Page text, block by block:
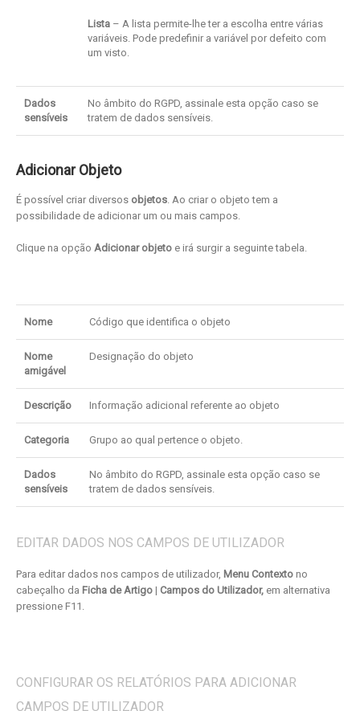
Lista – A lista permite-lhe ter a escolha entre várias
variáveis. Pode predefinir a variável por defeito com
um visto.
Dados
sensíveis
No âmbito do RGPD, assinale esta opção caso se
tratem de dados sensíveis.
Adicionar Objeto
É possível criar diversos objetos. Ao criar o objeto tem a
possibilidade de adicionar um ou mais campos.
Clique na opção Adicionar objeto e irá surgir a seguinte tabela.
Nome Código que identifica o objeto
Nome
amigável
Designação do objeto
Descrição Informação adicional referente ao objeto
Categoria Grupo ao qual pertence o objeto.
Dados
sensíveis
No âmbito do RGPD, assinale esta opção caso se
tratem de dados sensíveis.
EDITAR DADOS NOS CAMPOS DE UTILIZADOR
Para editar dados nos campos de utilizador, Menu Contexto no
cabeçalho da Ficha de Artigo | Campos do Utilizador, em alternativa
pressione F11.
CONFIGURAR OS RELATÓRIOS PARA ADICIONAR
CAMPOS DE UTILIZADOR